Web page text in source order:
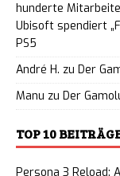
hunderte
Ubisoft spendiert
PS5
André H. zu Der
Manu zu Der
TOP 10
Persona 3 Reload: